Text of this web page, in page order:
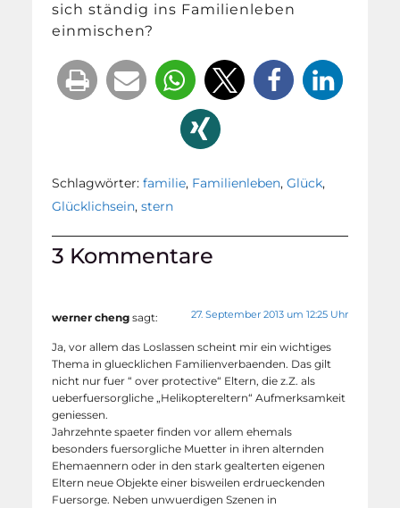
sich ständig ins Familienleben
einmischen?
Schlagwörter:familie, Familienleben,Glück,
Glücklichsein,stern
3 Kommentare
werner cheng sagt: 27. September 2013 um 12:25 Uhr
Ja, vor allem das Loslassen scheint mir ein wichtiges
Thema in gluecklichen Familienverbaenden. Das gilt
nicht nur fuer “ over protective“ Eltern, die z.Z. als
ueberfuersorgliche „Helikoptereltern“ Aufmerksamkeit
geniessen.
Jahrzehnte spaeter finden vor allem ehemals
besonders fuersorgliche Muetter in ihren alternden
Ehemaennern oder in den stark gealterten eigenen
Eltern neue Objekte einer bisweilen erdrueckenden
Fuersorge. Neben unwuerdigen Szenen in